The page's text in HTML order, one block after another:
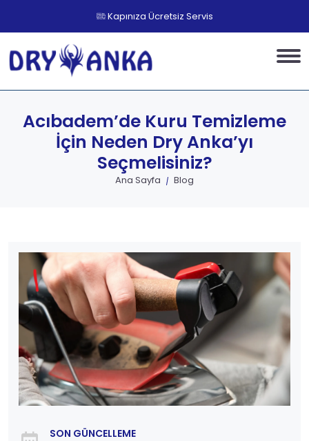
Kapınıza Ücretsiz Servis
Acıbadem’de Kuru Temizleme
İçin Neden Dry Anka’yı
Seçmelisiniz?
Ana Sayfa Blog
SON GÜNCELLEME